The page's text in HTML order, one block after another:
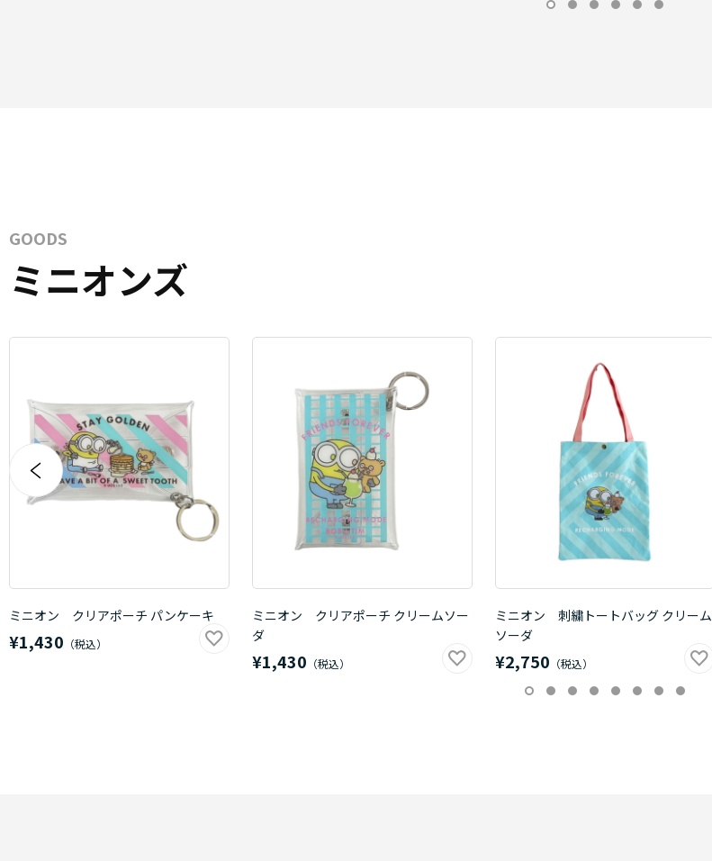
GOODS
ミニオンズ
ミニオン クリアポーチ パンケーキ
¥1,430
ミニオン クリアポーチ クリームソー
ダ
¥1,430
ミニオン 刺繍トートバッグ クリーム
ソーダ
¥2,750